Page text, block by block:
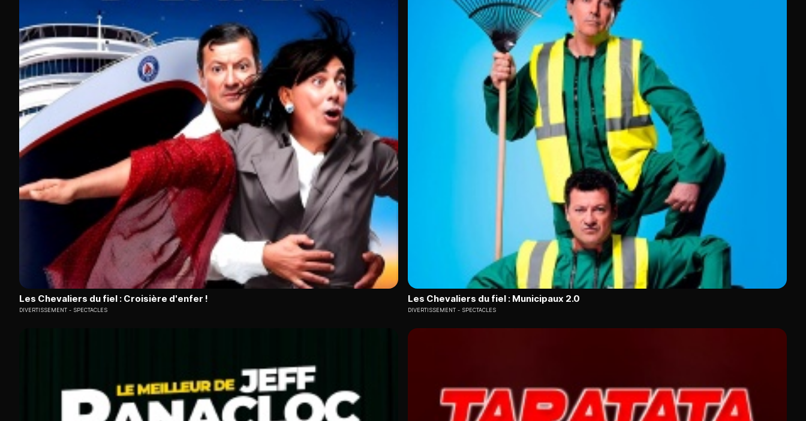
Les Chevaliers du fiel : Croisière d'enfer !
DIVERTISSEMENT SPECTACLES
Les Chevaliers du fiel : Municipaux 2.0
DIVERTISSEMENT SPECTACLES